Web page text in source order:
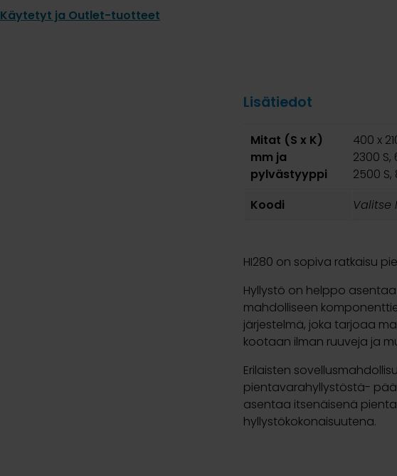
Käytetyt ja Outlet-tuotteet
Lisätiedot
Mitat (S x K)
mm ja
pylvästyyppi
400 x
2300 S,
2500 S,
Koodi
Valitse
HI280 on sopiva ratkaisu
Hyllystö on helppo
mahdolliseen
järjestelmä, joka tarjoaa
kootaan ilman ruuveja ja
Erilaisten
pientavarahyllystöstä-
asentaa itsenäisenä
hyllystökokonaisuutena.